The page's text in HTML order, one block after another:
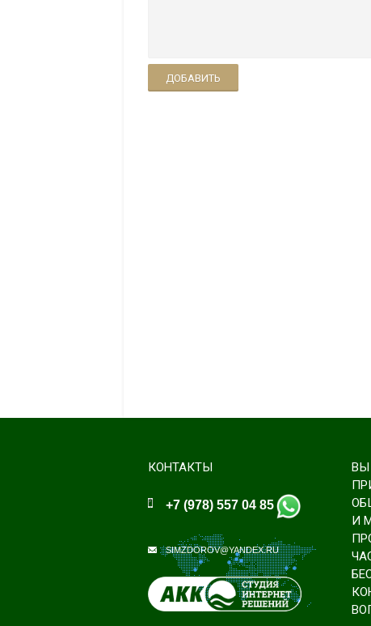
ДОБАВИТЬ
КОНТАКТЫ
+7 (978) 557 04 85
SIMZDOROV@YANDEX.RU
ВЫ
И